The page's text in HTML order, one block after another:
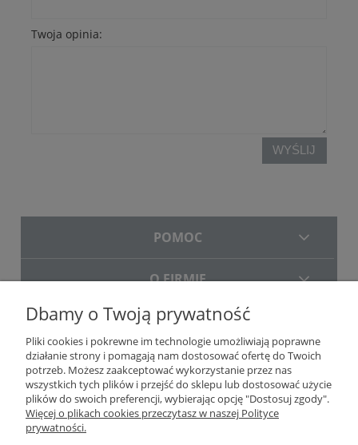
Twoja opinia:
WYŚLIJ
POMOC
O FIRMIE
DOSTAWA
Dbamy o Twoją prywatność
Pliki cookies i pokrewne im technologie umożliwiają poprawne
działanie strony i pomagają nam dostosować ofertę do Twoich
potrzeb. Możesz zaakceptować wykorzystanie przez nas
wszystkich tych plików i przejść do sklepu lub dostosować użycie
plików do swoich preferencji, wybierając opcję "Dostosuj zgody".
Więcej o plikach cookies przeczytasz w naszej Polityce
prywatności.